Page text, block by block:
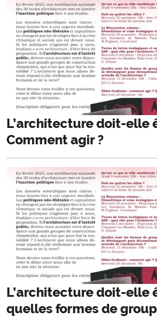
L’architecture doit-elle
Comment agir ?
L’architecture doit-elle
quelles formes de